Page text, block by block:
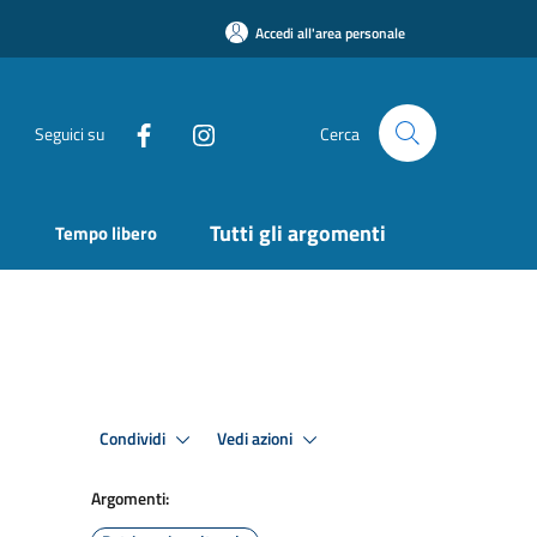
Accedi all'area personale
Seguici su Cerca
Tempo libero Tutti gli argomenti
Condividi Vedi azioni
Argomenti: